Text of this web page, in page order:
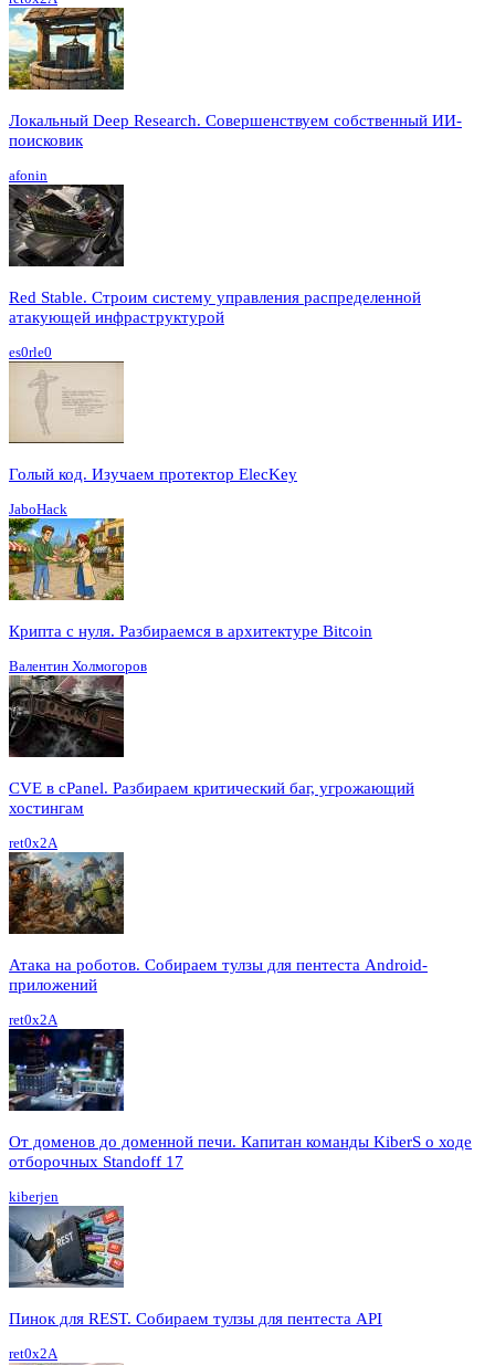
Локальный Deep Research. Совершенствуем собственный ИИ-
поисковик
afonin
Red Stable. Строим систему управления распределенной
атакующей инфраструктурой
es0rle0
Голый код. Изучаем протектор ElecKey
JaboHack
Крипта с нуля. Разбираемся в архитектуре Bitcoin
Валентин Холмогоров
CVE в cPanel. Разбираем критический баг, угрожающий
хостингам
ret0x2A
Атака на роботов. Собираем тулзы для пентеста Android-
приложений
ret0x2A
От доменов до доменной печи. Капитан команды KiberS о ходе
отборочных Standoff 17
kiberjen
Пинок для REST. Собираем тулзы для пентеста API
ret0x2A